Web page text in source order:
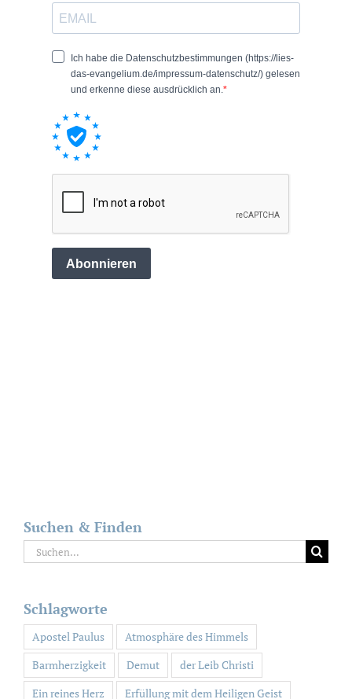
Suchen & Finden
Suche
nach:
Schlagworte
Apostel Paulus
Atmosphäre des Himmels
Barmherzigkeit
Demut
der Leib Christi
Ein reines Herz
Erfüllung mit dem Heiligen Geist